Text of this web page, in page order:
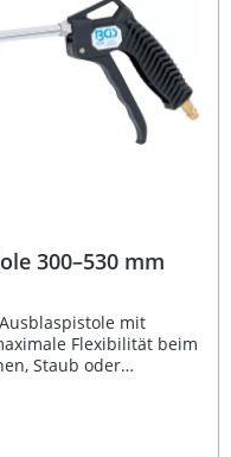
300–530 mm
mit
Flexibilität beim
Staub oder
an Maschinen, in